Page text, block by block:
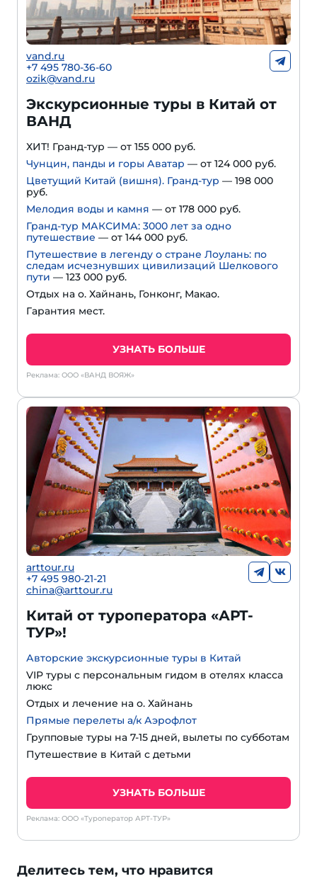
vand.ru
+7 495 780-36-60
ozik@vand.ru
Экскурсионные туры в Китай от
ВАНД
ХИТ! Гранд-тур — от 155 000 руб.
Чунцин, панды и горы Аватар — от 124 000 руб.
Цветущий Китай (вишня). Гранд-тур — 198 000
руб.
Мелодия воды и камня — от 178 000 руб.
Гранд-тур МАКСИМА: 3000 лет за одно
путешествие — от 144 000 руб.
Путешествие в легенду о стране Лоулань: по
следам исчезнувших цивилизаций Шелкового
пути — 123 000 руб.
Отдых на о. Хайнань, Гонконг, Макао.
Гарантия мест.
УЗНАТЬ БОЛЬШЕ
Реклама: ООО «ВАНД ВОЯЖ»
arttour.ru
+7 495 980-21-21
china@arttour.ru
Китай от туроператора «АРТ-
ТУР»!
Авторские экскурсионные туры в Китай
VIP туры с персональным гидом в отелях класса
люкс
Отдых и лечение на о. Хайнань
Прямые перелеты а/к Аэрофлот
Групповые туры на 7-15 дней, вылеты по субботам
Путешествие в Китай с детьми
УЗНАТЬ БОЛЬШЕ
Реклама: ООО «Туроператор АРТ-ТУР»
Делитесь тем, что нравится